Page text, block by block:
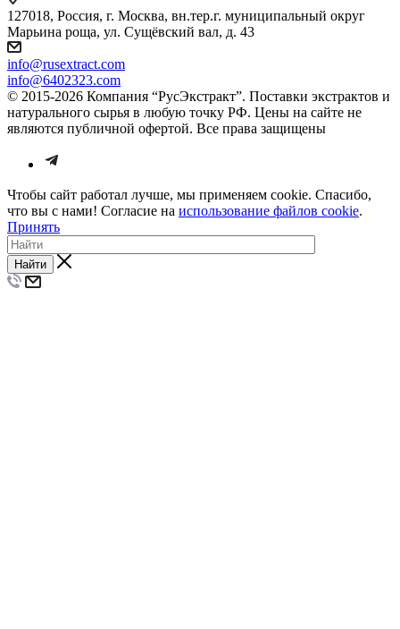
127018, Россия, г. Москва, вн.тер.г. муниципальный округ
Марьина роща, ул. Сущёвский вал, д. 43
info@rusextract.com
info@6402323.com
© 2015-2026 Компания “РусЭкстракт”. Поставки экстрактов и
натурального сырья в любую точку РФ. Цены на сайте не
являются публичной офертой. Все права защищены
Чтобы сайт работал лучше, мы применяем cookie. Спасибо,
что вы с нами! Согласие на использование файлов cookie.
Принять
Найти